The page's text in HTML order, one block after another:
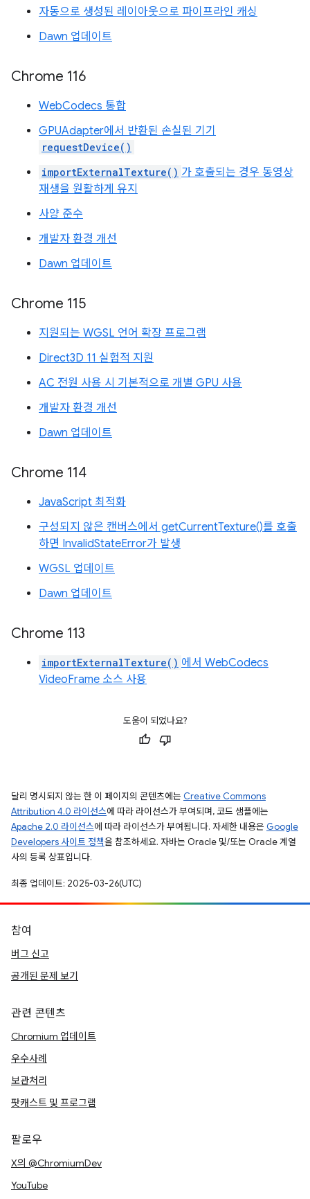
자동으로 생성된 레이아웃으로 파이프라인 캐싱
Dawn 업데이트
Chrome 116
WebCodecs 통합
GPUAdapter에서 반환된 손실된 기기
requestDevice()
importExternalTexture() 가 호출되는 경우 동영상
재생을 원활하게 유지
사양 준수
개발자 환경 개선
Dawn 업데이트
Chrome 115
지원되는 WGSL 언어 확장 프로그램
Direct3D 11 실험적 지원
AC 전원 사용 시 기본적으로 개별 GPU 사용
개발자 환경 개선
Dawn 업데이트
Chrome 114
JavaScript 최적화
구성되지 않은 캔버스에서 getCurrentTexture()를 호출
하면 InvalidStateError가 발생
WGSL 업데이트
Dawn 업데이트
Chrome 113
importExternalTexture() 에서 WebCodecs
VideoFrame 소스 사용
도움이 되었나요?
달리 명시되지 않는 한 이 페이지의 콘텐츠에는 Creative Commons
Attribution 4.0 라이선스에 따라 라이선스가 부여되며, 코드 샘플에는
Apache 2.0 라이선스에 따라 라이선스가 부여됩니다. 자세한 내용은 Google
Developers 사이트 정책을 참조하세요. 자바는 Oracle 및/또는 Oracle 계열
사의 등록 상표입니다.
최종 업데이트: 2025-03-26(UTC)
참여
버그 신고
공개된 문제 보기
관련 콘텐츠
Chromium 업데이트
우수사례
보관처리
팟캐스트 및 프로그램
팔로우
X의 @ChromiumDev
YouTube